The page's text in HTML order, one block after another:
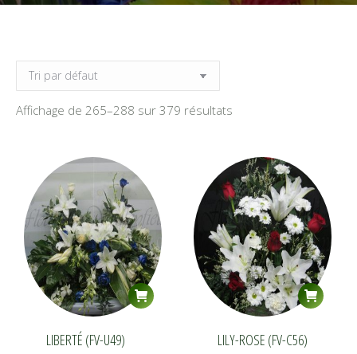
Affichage de 265–288 sur 379 résultats
LIBERTÉ (FV-U49) LILY-ROSE (FV-C56)